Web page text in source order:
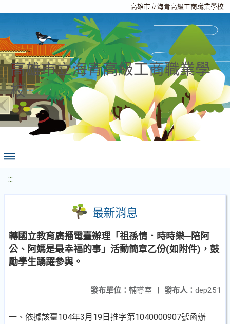
高雄市立海青高級工商職業學校
高雄市立海青高級工商職業學
校
:::
最新消息
轉國立教育廣播電臺辦理「祖孫情．時時樂─陪阿
公、阿媽是最幸福的事」活動簡章乙份(如附件)，鼓
勵學生踴躍參與。
發布人： dep251
發布單位： 輔導室 |
一、依據該臺104年3月19日推字第1040000907號函辦